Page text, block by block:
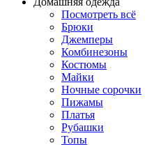
Посмотреть всё
Брюки
Джемперы
Комбинезоны
Костюмы
Майки
Ночные сорочки
Пижамы
Платья
Рубашки
Топы